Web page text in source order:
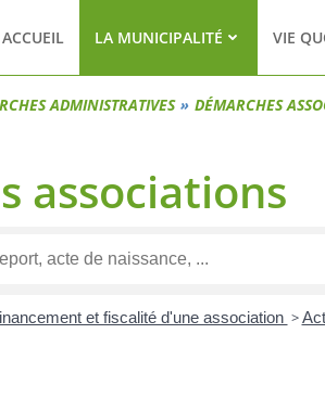
ACCUEIL LA MUNICIPALITÉ VIE
ADMINISTRATIVES DÉMARCHES
associations
et fiscalité d'une association >